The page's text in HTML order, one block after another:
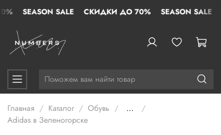
SEASON SALE СКИДКИ ДО 70% SEASON SALE
Главная Каталог Обувь
...
Adidas в Зеленогорске